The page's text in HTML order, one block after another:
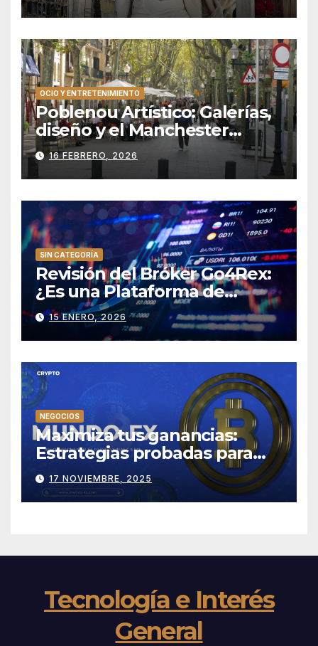
OCIO Y ENTRETENIMIENTO
Poblenou Artístico: Galerías,
diseño y el Manchester
catalán
16 FEBRERO, 2026
SIN CATEGORÍA
Revisión del Bróker Go4Rex:
¿Es una Plataforma de
Trading Confiable?
15 ENERO, 2026
NEGOCIOS
Maximiza tus ganancias:
Estrategias probadas para
tener éxito en Mundo-fx
17 NOVIEMBRE, 2025
Tecnología e Interés
General